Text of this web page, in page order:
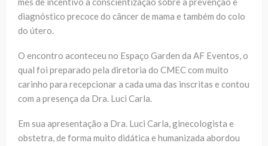
diagnóstico precoce do câncer de mama e também do colo
do útero.
O encontro aconteceu no Espaço Garden da AF Eventos, o
qual foi preparado pela diretoria do CMEC com muito
carinho para recepcionar a cada uma das inscritas e contou
com a presença da Dra. Luci Carla.
Em sua apresentação a Dra. Luci Carla, ginecologista e
obstetra, de forma muito didática e humanizada abordou